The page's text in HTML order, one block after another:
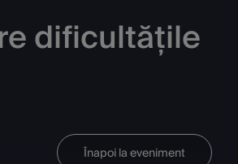
dificultățile
Înapoi la eveniment